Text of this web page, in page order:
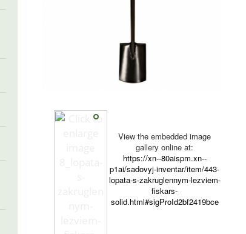
View the embedded image
gallery online at:
https://xn--80aispm.xn--
p1ai/sadovyj-inventar/item/443-
lopata-s-zakruglennym-lezviem-
fiskars-
solid.html#sigProId2bf2419bce